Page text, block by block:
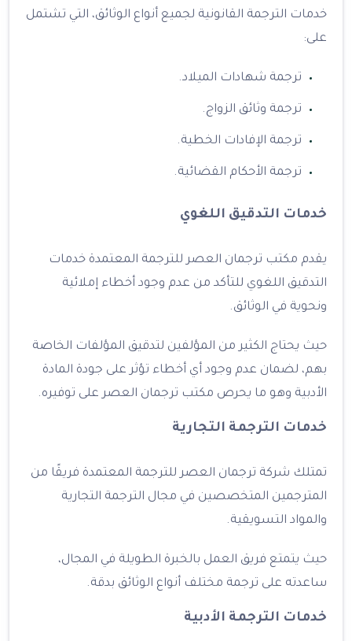
خدمات الترجمة القانونية لجميع أنواع الوثائق، التي تشتمل
على:
ترجمة شهادات الميلاد.
ترجمة وثائق الزواج.
ترجمة الإفادات الخطية.
ترجمة الأحكام القضائية.
خدمات التدقيق اللغوي
يقدم مكتب ترجمان العصر للترجمة المعتمدة خدمات
التدقيق اللغوي للتأكد من عدم وجود أخطاء إملائية
ونحوية في الوثائق.
حيث يحتاج الكثير من المؤلفين لتدقيق المؤلفات الخاصة
بهم، لضمان عدم وجود أي أخطاء تؤثر على جودة المادة
الأدبية وهو ما يحرص مكتب ترجمان العصر على توفيره.
خدمات الترجمة التجارية
تمتلك شركة ترجمان العصر للترجمة المعتمدة فريقًا من
المترجمين المتخصصين في مجال الترجمة التجارية
والمواد التسويقية.
حيث يتمتع فريق العمل بالخبرة الطويلة في المجال،
ساعدته على ترجمة مختلف أنواع الوثائق بدقة.
خدمات الترجمة الأدبية